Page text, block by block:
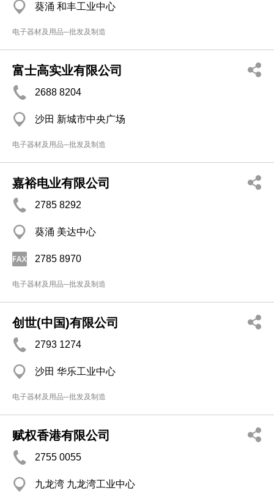
葵涌 和丰工业中心
电子器材及用品─批发及制造
富士高实业有限公司
2688 8204
沙田 新城市中央广场
电子器材及用品─批发及制造
嘉裕电业有限公司
2785 8292
葵涌 美达中心
2785 8970
电子器材及用品─批发及制造
创世(中国)有限公司
2793 1274
沙田 华乐工业中心
电子器材及用品─批发及制造
赋权香港有限公司
2755 0055
九龙湾 九龙湾工业中心